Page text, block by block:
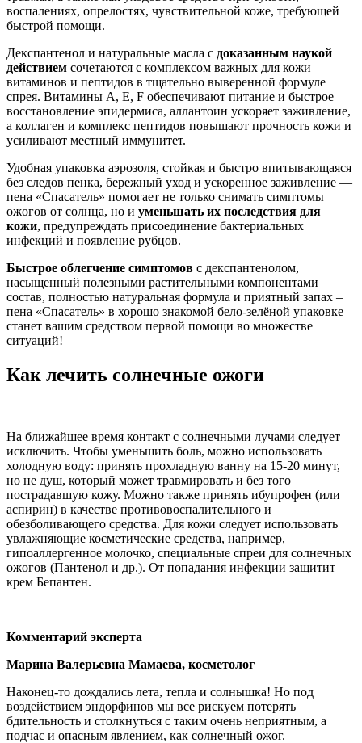
воспалениях, опрелостях, чувствительной коже, требующей
быстрой помощи.
Декспантенол и натуральные масла с доказанным наукой
действием сочетаются с комплексом важных для кожи
витаминов и пептидов в тщательно выверенной формуле
спрея. Витамины A, E, F обеспечивают питание и быстрое
восстановление эпидермиса, аллантоин ускоряет заживление,
а коллаген и комплекс пептидов повышают прочность кожи и
усиливают местный иммунитет.
Удобная упаковка аэрозоля, стойкая и быстро впитывающаяся
без следов пенка, бережный уход и ускоренное заживление —
пена «Спасатель» помогает не только снимать симптомы
ожогов от солнца, но и уменьшать их последствия для
кожи, предупреждать присоединение бактериальных
инфекций и появление рубцов.
Быстрое облегчение симптомов с декспантенолом,
насыщенный полезными растительными компонентами
состав, полностью натуральная формула и приятный запах –
пена «Спасатель» в хорошо знакомой бело-зелёной упаковке
станет вашим средством первой помощи во множестве
ситуаций!
Как лечить солнечные ожоги
На ближайшее время контакт с солнечными лучами следует
исключить. Чтобы уменьшить боль, можно использовать
холодную воду: принять прохладную ванну на 15-20 минут,
но не душ, который может травмировать и без того
пострадавшую кожу. Можно также принять ибупрофен (или
аспирин) в качестве противовоспалительного и
обезболивающего средства. Для кожи следует использовать
увлажняющие косметические средства, например,
гипоаллергенное молочко, специальные спреи для солнечных
ожогов (Пантенол и др.). От попадания инфекции защитит
крем Бепантен.
Комментарий эксперта
Марина Валерьевна Мамаева, косметолог
Наконец-то дождались лета, тепла и солнышка! Но под
воздействием эндорфинов мы все рискуем потерять
бдительность и столкнуться с таким очень неприятным, а
подчас и опасным явлением, как солнечный ожог.